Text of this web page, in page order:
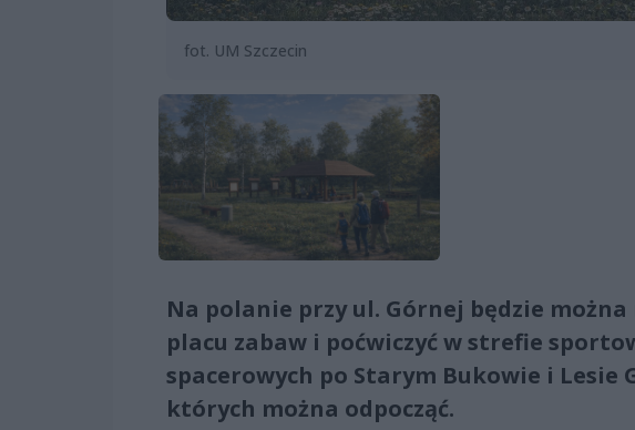
fot. UM Szczecin
Na polanie przy ul. Górnej będzie
placu zabaw i poćwiczyć w strefie
spacerowych po Starym Bukowie i Lesie
których można odpocząć.